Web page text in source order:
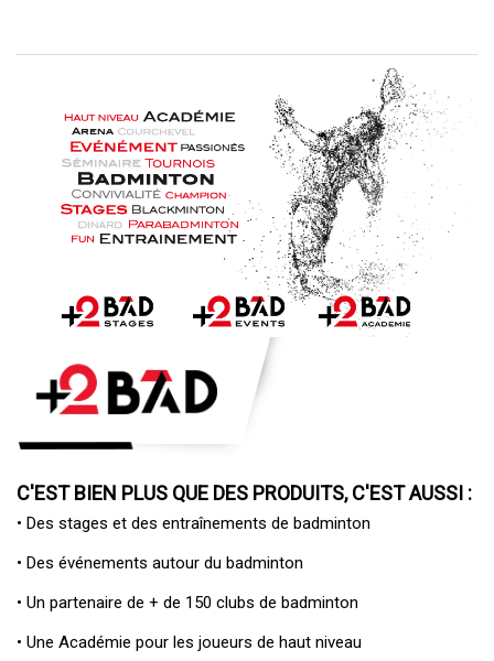
C'EST BIEN PLUS QUE DES PRODUITS, C'EST AUSSI :
• Des stages et des entraînements de badminton
• Des événements autour du badminton
• Un partenaire de + de 150 clubs de badminton
• Une Académie pour les joueurs de haut niveau